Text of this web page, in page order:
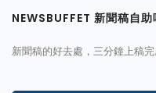
NEWSBUFFET 新聞稿自助
新聞稿的好去處，三分鐘上稿